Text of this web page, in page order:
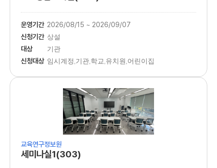
운영기간 2026/08/15 ~ 2026/09/07
신청기간 상설
대상 기관
신청대상 임시계정,기관,학교,유치원,어린이집
교육연구정보원
세미나실1(303)